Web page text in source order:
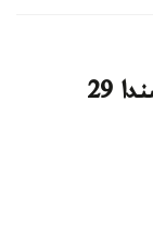
قازاقستاننىڭ ۇلتتىق تاۋارلار كاتالوگىندا 29